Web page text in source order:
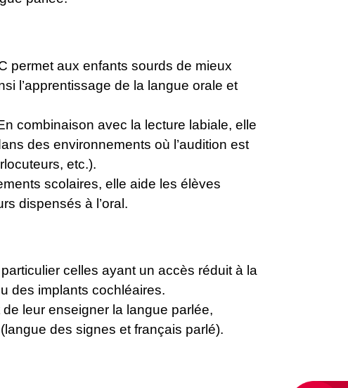
permet aux enfants sourds de mieux
l’apprentissage de la langue orale et
combinaison avec la lecture labiale, elle
des environnements où l’audition est
etc.).
scolaires, elle aide les élèves
dispensés à l’oral.
celles ayant un accès réduit à la
des implants cochléaires.
leur enseigner la langue parlée,
des signes et français parlé).